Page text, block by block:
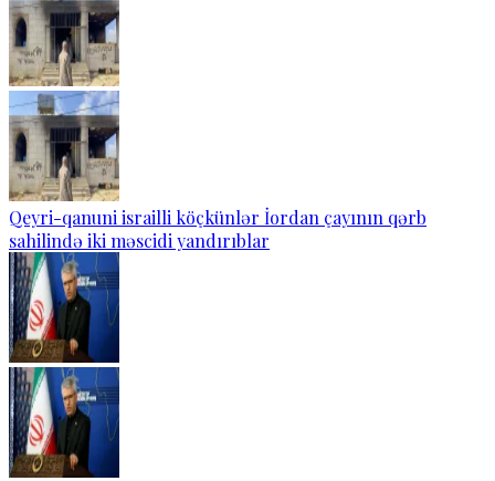
Qeyri-qanuni israilli köçkünlər İordan çayının qərb
sahilində iki məscidi yandırıblar